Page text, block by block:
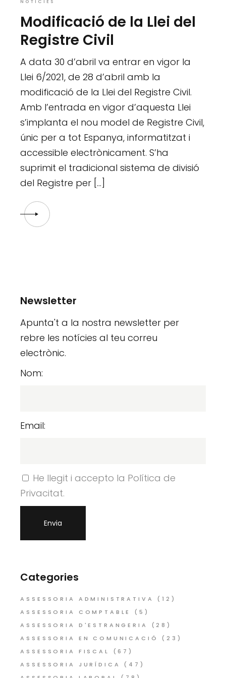
NOTÍCIES
Modificació de la Llei del
Registre Civil
A data 30 d’abril va entrar en vigor la
Llei 6/2021, de 28 d’abril amb la
modificació de la Llei del Registre Civil.
Amb l’entrada en vigor d’aquesta Llei
s’implanta el nou model de Registre Civil,
únic per a tot Espanya, informatitzat i
accessible electrònicament. S’ha
suprimit el tradicional sistema de divisió
del Registre per […]
Newsletter
Apunta't a la nostra newsletter per
rebre les notícies al teu correu
electrònic.
Nom:
Email:
He llegit i accepto la Política de
Privacitat.
Categories
ASSESSORIA ADMINISTRATIVA
(12)
ASSESSORIA COMPTABLE
(5)
ASSESSORIA D'ESTRANGERIA
(28)
ASSESSORIA EN COMUNICACIÓ
(23)
ASSESSORIA FISCAL
(67)
ASSESSORIA JURÍDICA
(47)